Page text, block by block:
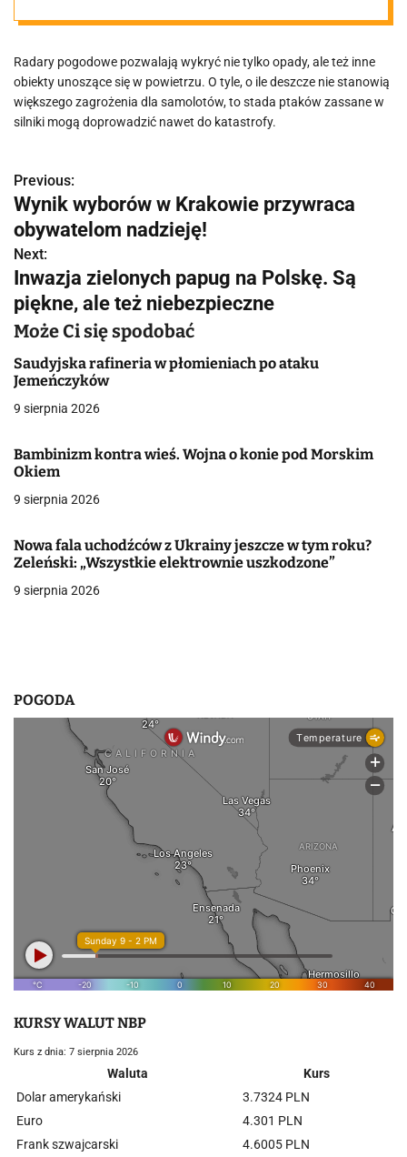
samolotów
Radary pogodowe pozwalają wykryć nie tylko opady, ale też inne
obiekty unoszące się w powietrzu. O tyle, o ile deszcze nie stanowią
większego zagrożenia dla samolotów, to stada ptaków zassane w
silniki mogą doprowadzić nawet do katastrofy.
N
a
w
i
g
a
c
a
w
i
s
Previous:
Wynik wyborów w Krakowie przywraca
obywatelom nadzieję!
Next:
Inwazja zielonych papug na Polskę. Są
piękne, ale też niebezpieczne
Może Ci się spodobać
Saudyjska rafineria w płomieniach po ataku
Jemeńczyków
9 sierpnia 2026
Bambinizm kontra wieś. Wojna o konie pod Morskim
Okiem
9 sierpnia 2026
Nowa fala uchodźców z Ukrainy jeszcze w tym roku?
Zeleński: „Wszystkie elektrownie uszkodzone”
9 sierpnia 2026
POGODA
KURSY WALUT NBP
Kurs z dnia: 7 sierpnia 2026
Waluta
Kurs
Dolar amerykański
3.7324 PLN
Euro
4.301 PLN
Frank szwajcarski
4.6005 PLN